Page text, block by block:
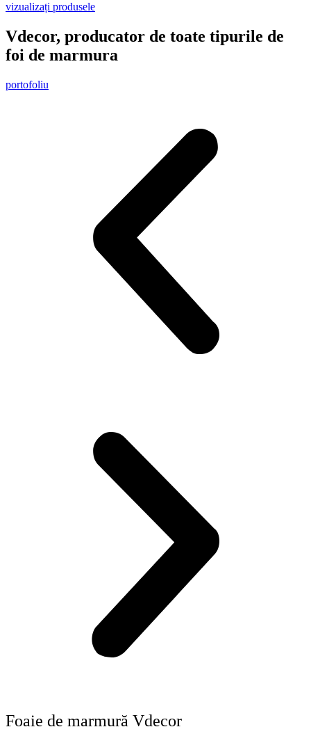
vizualizați produsele
Vdecor, producator de toate tipurile de
foi de marmura
portofoliu
Foaie de marmură Vdecor